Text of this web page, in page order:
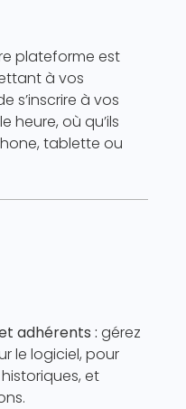
plateforme est
à vos
s’inscrire à vos
heure, où qu’ils
tablette ou
adhérents : gérez
le logiciel, pour
et